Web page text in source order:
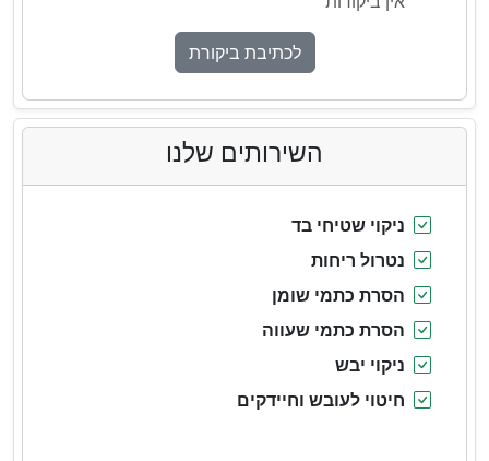
לכתיבת ביקורת
השירותים שלנו
ניקוי שטיחי בד
נטרול ריחות
הסרת כתמי שומן
הסרת כתמי שעווה
ניקוי יבש
חיטוי לעובש וחיידקים